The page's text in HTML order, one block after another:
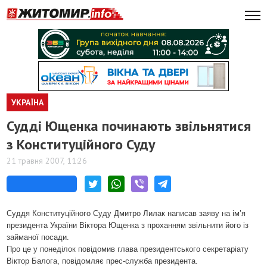
УКРАЇНА
Судді Ющенка починають звільнятися
з Конституційного Суду
21 травня 2007, 11:26
Суддя Конституційного Суду Дмитро Лилак написав заяву на ім’я
президента України Віктора Ющенка з проханням звільнити його із
займаної посади.
Про це у понеділок повідомив глава президентського секретаріату
Віктор Балога, повідомляє прес-служба президента.